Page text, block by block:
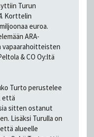
Turun
Korttelin
euroa.
ARA-
vapaarahoitteisten
& CO Oy:ltä
Turto perustelee
että
sitten ostanut
Lisäksi Turulla on
alueelle